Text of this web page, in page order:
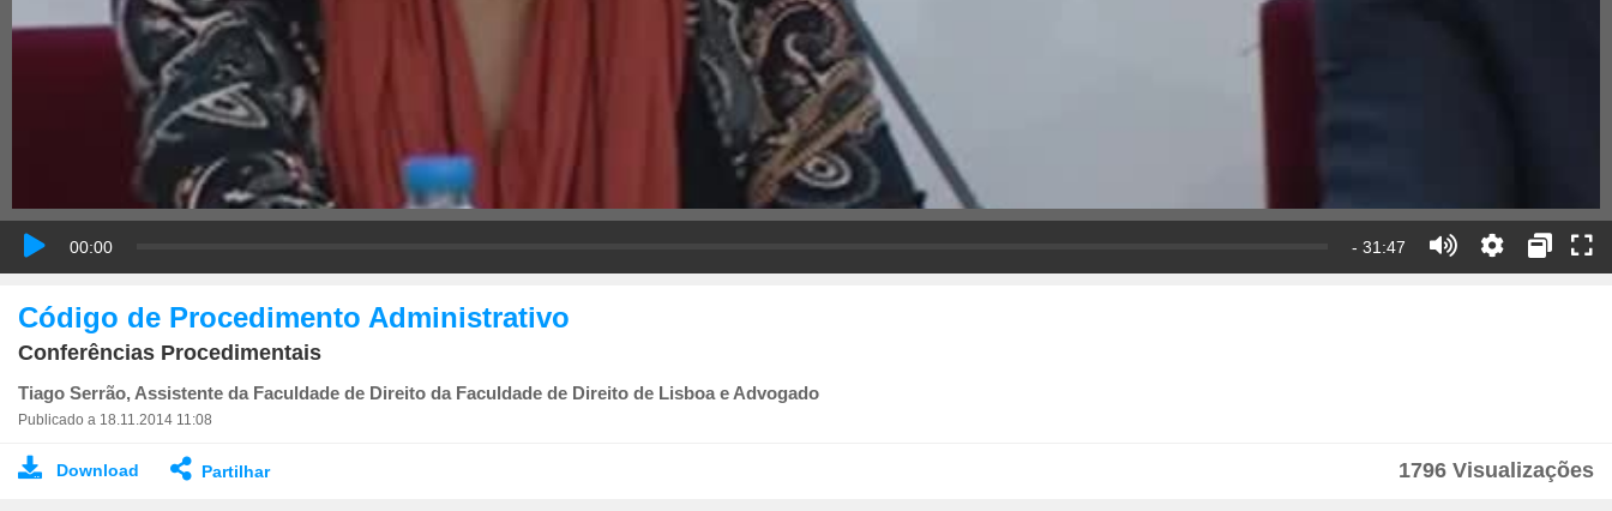
00:00 - 31:47
Código de Procedimento Administrativo
Conferências Procedimentais
Tiago Serrão, Assistente da Faculdade de Direito da Faculdade de Direito de Lisboa e Advogado
Publicado a 18.11.2014 11:08
Download Partilhar 1796 Visualizações